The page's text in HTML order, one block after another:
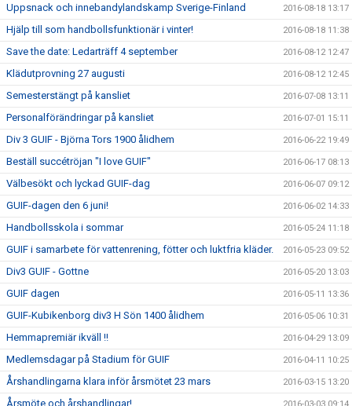
Uppsnack och innebandylandskamp Sverige-Finland 2016-08-18 13:17
Hjälp till som handbollsfunktionär i vinter! 2016-08-18 11:38
Save the date: Ledarträff 4 september 2016-08-12 12:47
Klädutprovning 27 augusti 2016-08-12 12:45
Semesterstängt på kansliet 2016-07-08 13:11
Personalförändringar på kansliet 2016-07-01 15:11
Div 3 GUIF - Björna Tors 1900 ålidhem 2016-06-22 19:49
Beställ succétröjan "I love GUIF" 2016-06-17 08:13
Välbesökt och lyckad GUIF-dag 2016-06-07 09:12
GUIF-dagen den 6 juni! 2016-06-02 14:33
Handbollsskola i sommar 2016-05-24 11:18
GUIF i samarbete för vattenrening, fötter och luktfria kläder. 2016-05-23 09:52
Div3 GUIF - Gottne 2016-05-20 13:03
GUIF dagen 2016-05-11 13:36
GUIF-Kubikenborg div3 H Sön 1400 ålidhem 2016-05-06 10:31
Hemmapremiär ikväll !! 2016-04-29 13:09
Medlemsdagar på Stadium för GUIF 2016-04-11 10:25
Årshandlingarna klara inför årsmötet 23 mars 2016-03-15 13:20
Årsmöte och årshandlingar! 2016-03-03 09:14